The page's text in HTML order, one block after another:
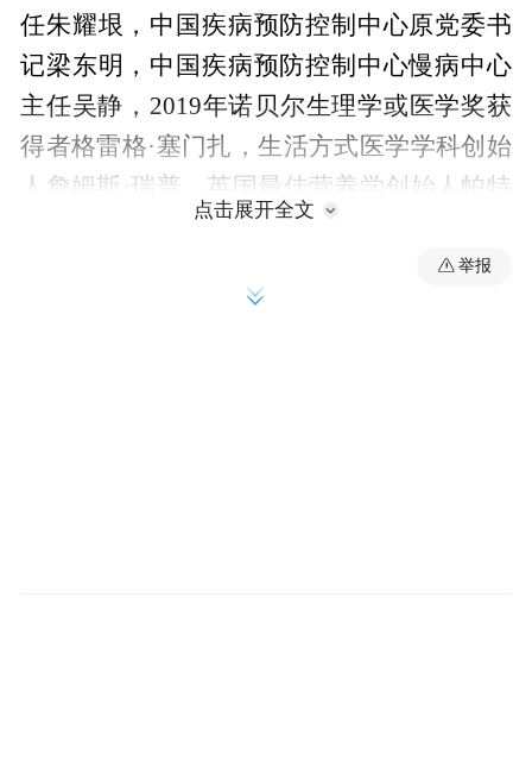
任朱耀垠，中国疾病预防控制中心原党委书
记梁东明，中国疾病预防控制中心慢病中心
主任吴静，2019年诺贝尔生理学或医学奖获
得者格雷格·塞门扎，生活方式医学学科创始
人詹姆斯·瑞普，英国最佳营养学创始人帕特
里克·霍尔福德，全国康复医学首席科学传播
专家励建安院士，北京老年医院副院长刘小
鹏，享佳集团创始人、董事长肖俊方等政产
点击展开全文
举报